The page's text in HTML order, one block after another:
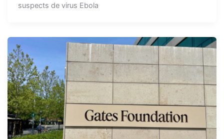
suspects de virus Ebola